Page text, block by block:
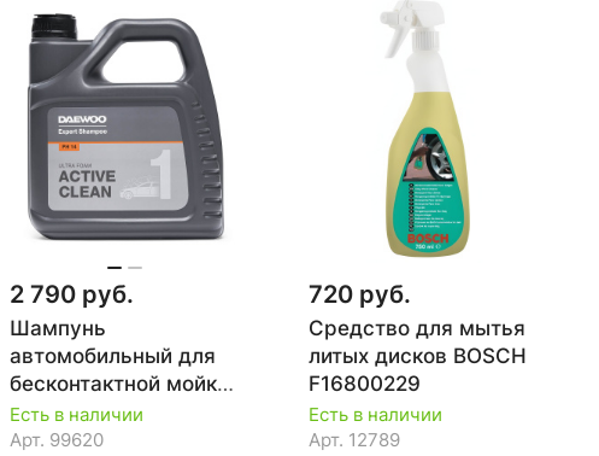
2 790 руб.
Шампунь
автомобильный для
бесконтактной мойки
ACTIVE CLEAN, 4 л
DAEWOO DAWS 140
Есть в наличии
Арт. 99620
720 руб.
Средство для мытья
литых дисков BOSCH
F16800229
Есть в наличии
Арт. 12789